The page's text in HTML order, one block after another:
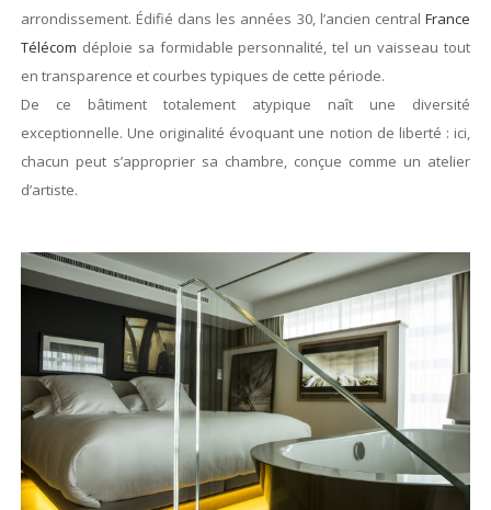
arrondissement. Édifié dans les années 30, l’ancien centralFrance
Télécom déploie sa formidable personnalité, tel un vaisseau tout
en transparence et courbes typiques de cette période.
De ce bâtiment totalement atypique naît une diversité
exceptionnelle. Une originalité évoquant une notion de liberté : ici,
chacun peut s’approprier sa chambre, conçue comme un atelier
d’artiste.